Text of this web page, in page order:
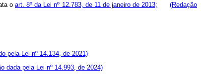
o art. 8º da Lei nº 12.783, de 11 de janeiro de 2013;
(Redação
pela Lei nº 14.134, de 2021)
dada pela Lei nº 14.993, de 2024)